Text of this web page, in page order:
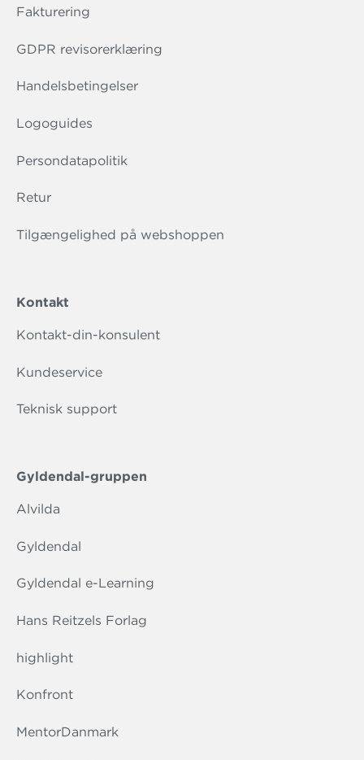
Fakturering
GDPR revisorerklæring
Handelsbetingelser
Logoguides
Persondatapolitik
Retur
Tilgængelighed på webshoppen
Kontakt
Kontakt-din-konsulent
Kundeservice
Teknisk support
Gyldendal-gruppen
Alvilda
Gyldendal
Gyldendal e-Learning
Hans Reitzels Forlag
highlight
Konfront
MentorDanmark